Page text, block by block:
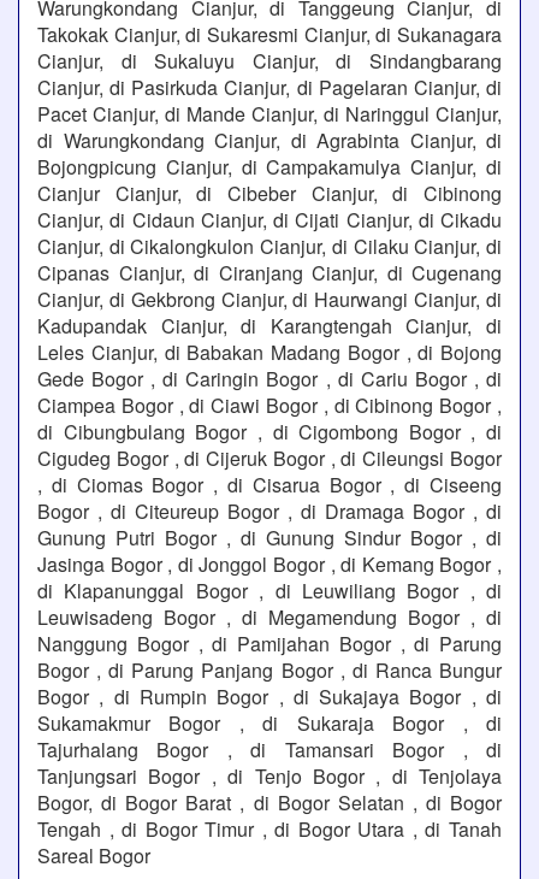
Warungkondang Cianjur, di Tanggeung Cianjur, di
Takokak Cianjur, di Sukaresmi Cianjur, di Sukanagara
Cianjur, di Sukaluyu Cianjur, di Sindangbarang
Cianjur, di Pasirkuda Cianjur, di Pagelaran Cianjur, di
Pacet Cianjur, di Mande Cianjur, di Naringgul Cianjur,
di Warungkondang Cianjur, di Agrabinta Cianjur, di
Bojongpicung Cianjur, di Campakamulya Cianjur, di
Cianjur Cianjur, di Cibeber Cianjur, di Cibinong
Cianjur, di Cidaun Cianjur, di Cijati Cianjur, di Cikadu
Cianjur, di Cikalongkulon Cianjur, di Cilaku Cianjur, di
Cipanas Cianjur, di Ciranjang Cianjur, di Cugenang
Cianjur, di Gekbrong Cianjur, di Haurwangi Cianjur, di
Kadupandak Cianjur, di Karangtengah Cianjur, di
Leles Cianjur, di Babakan Madang Bogor , di Bojong
Gede Bogor , di Caringin Bogor , di Cariu Bogor , di
Ciampea Bogor , di Ciawi Bogor , di Cibinong Bogor ,
di Cibungbulang Bogor , di Cigombong Bogor , di
Cigudeg Bogor , di Cijeruk Bogor , di Cileungsi Bogor
, di Ciomas Bogor , di Cisarua Bogor , di Ciseeng
Bogor , di Citeureup Bogor , di Dramaga Bogor , di
Gunung Putri Bogor , di Gunung Sindur Bogor , di
Jasinga Bogor , di Jonggol Bogor , di Kemang Bogor ,
di Klapanunggal Bogor , di Leuwiliang Bogor , di
Leuwisadeng Bogor , di Megamendung Bogor , di
Nanggung Bogor , di Pamijahan Bogor , di Parung
Bogor , di Parung Panjang Bogor , di Ranca Bungur
Bogor , di Rumpin Bogor , di Sukajaya Bogor , di
Sukamakmur Bogor , di Sukaraja Bogor , di
Tajurhalang Bogor , di Tamansari Bogor , di
Tanjungsari Bogor , di Tenjo Bogor , di Tenjolaya
Bogor, di Bogor Barat , di Bogor Selatan , di Bogor
Tengah , di Bogor Timur , di Bogor Utara , di Tanah
Sareal Bogor